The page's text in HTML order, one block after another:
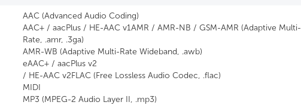
AAC (Advanced Audio Coding)
AAC+ / aacPlus / HE-AAC v1AMR / AMR-NB / GSM-AMR (Adaptive Multi-
Rate, .amr, .3ga)
AMR-WB (Adaptive Multi-Rate Wideband, .awb)
eAAC+ / aacPlus v2
/ HE-AAC v2FLAC (Free Lossless Audio Codec, .flac)
MIDI
MP3 (MPEG-2 Audio Layer II, .mp3)